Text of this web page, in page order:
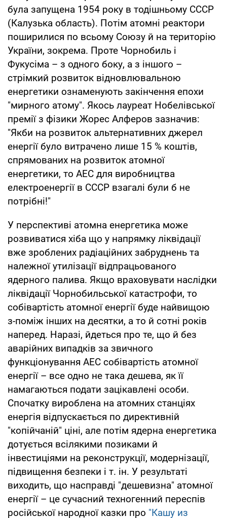
була запущена 1954 року в тодішньому СССР
(Калузька область). Потім атомні реактори
поширилися по всьому Союзу й на територію
України, зокрема. Проте Чорнобиль і
Фукусіма – з одного боку, а з іншого –
стрімкий розвиток відновлювальною
енергетики ознаменують закінчення епохи
"мирного атому". Якось лауреат Нобелівської
премії з фізики Жорес Алферов зазначив:
"Якби на розвиток альтернативних джерел
енергії було витрачено лише 15 % коштів,
спрямованих на розвиток атомної
енергетики, то АЕС для виробництва
електроенергії в СССР взагалі були б не
потрібні!"
У перспективі атомна енергетика може
розвиватися хіба що у напрямку ліквідації
вже зроблених радіаційних забруднень та
належної утилізації відпрацьованого
ядерного палива. Якщо враховувати наслідки
ліквідації Чорнобильської катастрофи, то
собівартість атомної енергії буде найвищою
з-поміж інших на десятки, а то й сотні років
наперед. Наразі, йдеться про те, що й без
аварійних випадків за звичного
функціонування АЕС собівартість атомної
енергії – все одно не така дешева, як її
намагаються подати зацікавлені особи.
Спочатку вироблена на атомних станціях
енергія відпускається по директивній
"копійчаній" ціні, але потім ядерна енергетика
дотується всілякими позиками й
інвестиціями на реконструкції, модернізації,
підвищення безпеки і т. ін. У результаті
виходить, що насправді "дешевизна" атомної
енергії – це сучасний техногенний переспів
російської народної казки про "Кашу из